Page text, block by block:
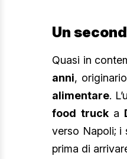
Un
Quasi in
anni,
alimentare.
food truck a
verso Napoli; i
prima di